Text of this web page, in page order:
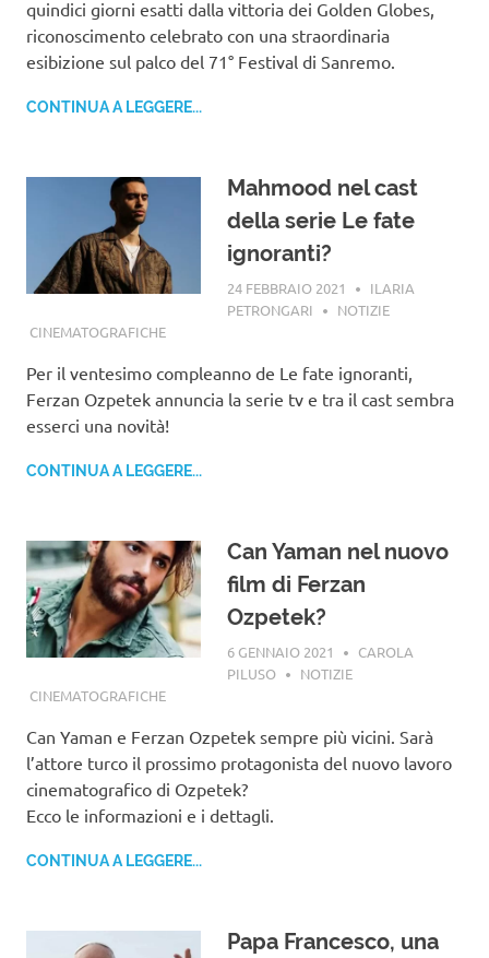
quindici giorni esatti dalla vittoria dei Golden Globes,
riconoscimento celebrato con una straordinaria
esibizione sul palco del 71° Festival di Sanremo.
CONTINUA A LEGGERE...
Mahmood nel cast
della serie Le fate
ignoranti?
24 FEBBRAIO 2021
ILARIA
PETRONGARI
NOTIZIE
CINEMATOGRAFICHE
Per il ventesimo compleanno de Le fate ignoranti,
Ferzan Ozpetek annuncia la serie tv e tra il cast sembra
esserci una novità!
CONTINUA A LEGGERE...
Can Yaman nel nuovo
film di Ferzan
Ozpetek?
6 GENNAIO 2021
CAROLA
PILUSO
NOTIZIE
CINEMATOGRAFICHE
Can Yaman e Ferzan Ozpetek sempre più vicini. Sarà
l’attore turco il prossimo protagonista del nuovo lavoro
cinematografico di Ozpetek?
Ecco le informazioni e i dettagli.
CONTINUA A LEGGERE...
Papa Francesco, una